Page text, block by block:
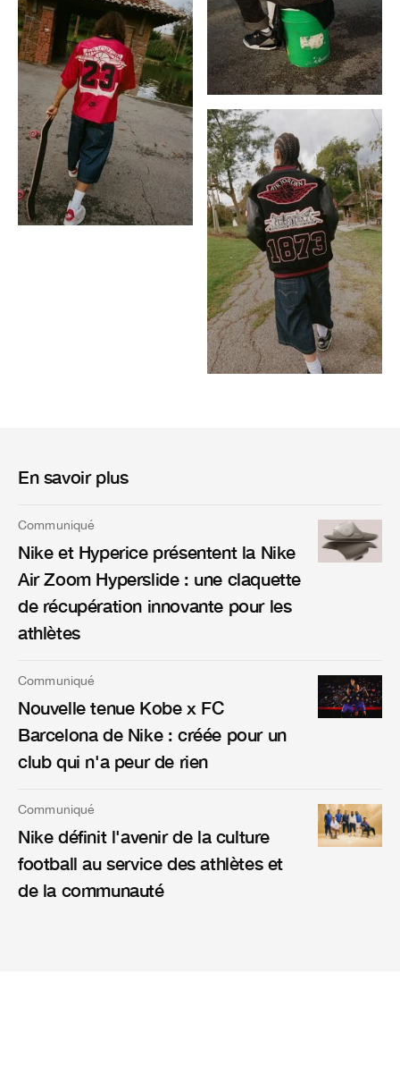
En savoir plus
Communiqué
Nike et Hyperice présentent la Nike
Air Zoom Hyperslide : une claquette
de récupération innovante pour les
athlètes
Communiqué
Nouvelle tenue Kobe x FC
Barcelona de Nike : créée pour un
club qui n'a peur de rien
Communiqué
Nike définit l'avenir de la culture
football au service des athlètes et
de la communauté